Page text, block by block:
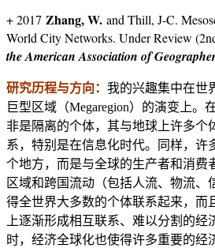
+ 2017 Zhang, W. and Thill, J-C.
World City Networks. Under Review
the American Association of
研究历程与方向： 我的兴趣集中在世
巨型区域（Megaregion）的演变上。
非是隔离的个体，其与地球上许多个
系，特别是在信息化时代。同样，许
个地方，而是与全球的生产者和消费
区域和跨国流动（包括人流、物流、
得全世界大多数的个体联系起来，而
上逐渐形成相互联系、难以分割的经
时，经济全球化也使得许多重要的